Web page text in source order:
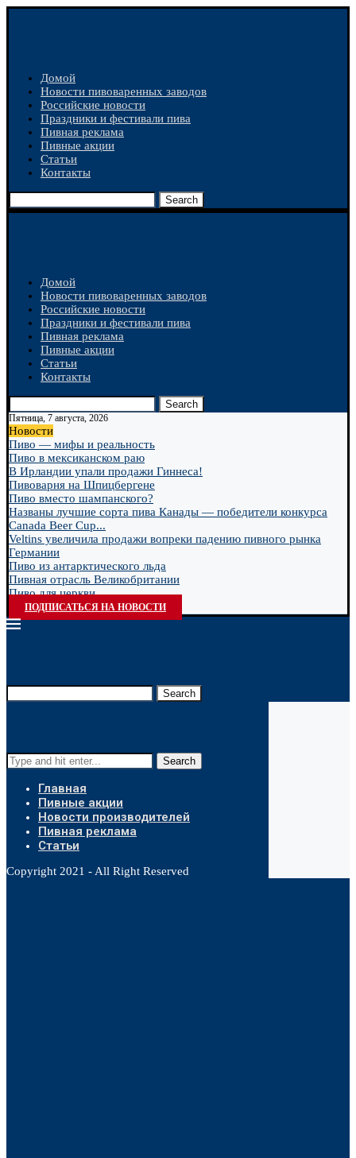
Домой
Новости пивоваренных заводов
Российские новости
Праздники и фестивали пива
Пивная реклама
Пивные акции
Статьи
Контакты
Search
Домой
Новости пивоваренных заводов
Российские новости
Праздники и фестивали пива
Пивная реклама
Пивные акции
Статьи
Контакты
Search
Пятница, 7 августа, 2026
Новости
Пиво — мифы и реальность
Пиво в мексиканском раю
В Ирландии упали продажи Гиннеса!
Пивоварня на Шпицбергене
Пиво вместо шампанского?
Названы лучшие сорта пива Канады — победители конкурса
Canada Beer Cup...
Veltins увеличила продажи вопреки падению пивного рынка
Германии
Пиво из антарктического льда
Пивная отрасль Великобритании
Пиво для церкви
ПОДПИСАТЬСЯ НА НОВОСТИ
Search
Search
Главная
Пивные акции
Новости производителей
Пивная реклама
Статьи
Copyright 2021 - All Right Reserved